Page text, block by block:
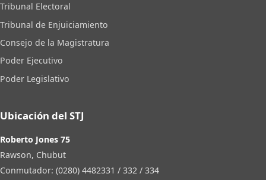
Tribunal Electoral
Tribunal de Enjuiciamiento
Consejo de la Magistratura
Poder Ejecutivo
Poder Legislativo
Ubicación del STJ
Roberto Jones 75
Rawson, Chubut
Conmutador: (0280) 4482331 / 332 / 334